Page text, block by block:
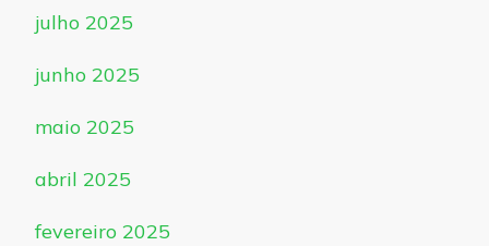
julho 2025
junho 2025
maio 2025
abril 2025
fevereiro 2025